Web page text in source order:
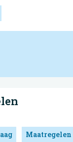
Maatregelen